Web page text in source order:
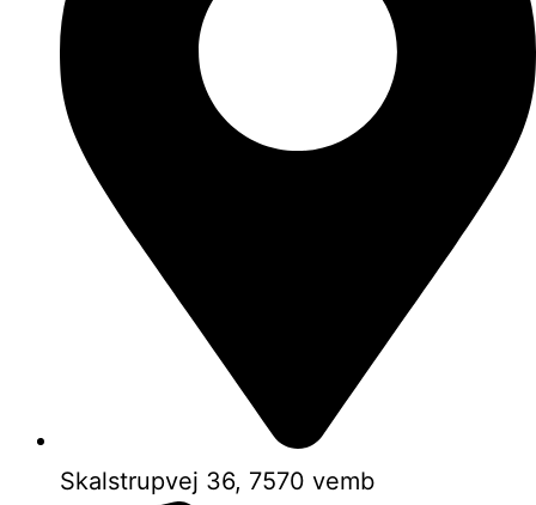
Skalstrupvej 36, 7570 vemb